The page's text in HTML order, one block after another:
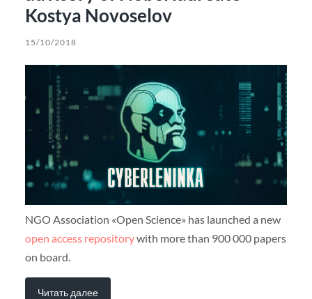
Kostya Novoselov
15/10/2018
NGO Association «Open Science» has launched a new
open access repositorywith more than 900 000 papers
on board.
Читать далее